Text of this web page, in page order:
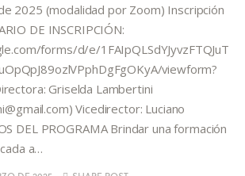
2025 (modalidad por Zoom) Inscripción
DE INSCRIPCIÓN:
forms/d/e/1FAIpQLSdYJyvzFTQJuT
viewform?
Griselda Lambertini
Vicedirector: Luciano
DEL PROGRAMA Brindar una formación
a…